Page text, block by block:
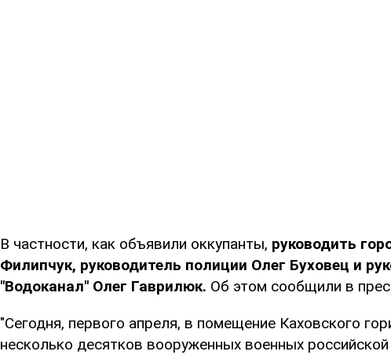
В частности, как объявили оккупанты, руководить
Филипчук, руководитель полиции Олег Буховец и
"Водоканал" Олег Гаврилюк. Об этом сообщили в
"Сегодня, первого апреля, в помещение Каховского
несколько десятков вооруженных военных